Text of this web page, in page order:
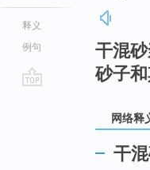
释义
例句
干混
砂子
网络释
干